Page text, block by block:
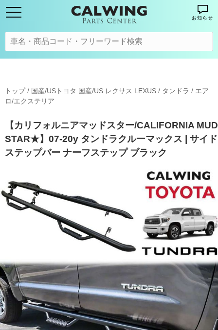
お知らせ
トップ/ 国産/USトヨタ 国産/US レクサス LEXUS / タンドラ / エア
ロ/エクステリア
【カリフォルニアマッドスター/CALIFORNIA MUD
STAR★】07-20y タンドラクルーマックス | サイド
ステップバー ナーフステップ ブラック